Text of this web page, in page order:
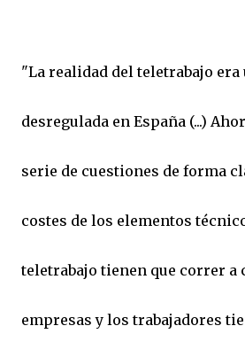
"La realidad del teletrabajo
desregulada en España (...)
serie de cuestiones de forma
costes de los elementos
teletrabajo tienen que correr a
empresas y los trabajadores